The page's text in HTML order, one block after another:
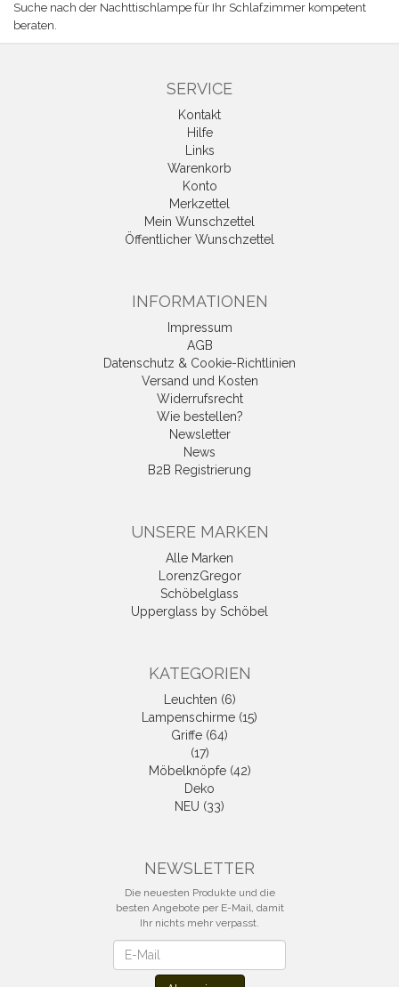
Suche nach der Nachttischlampe für Ihr Schlafzimmer kompetent
beraten.
SERVICE
Kontakt
Hilfe
Links
Warenkorb
Konto
Merkzettel
Mein Wunschzettel
Öffentlicher Wunschzettel
INFORMATIONEN
Impressum
AGB
Datenschutz & Cookie-Richtlinien
Versand und Kosten
Widerrufsrecht
Wie bestellen?
Newsletter
News
B2B Registrierung
UNSERE MARKEN
Alle Marken
LorenzGregor
Schöbelglass
Upperglass by Schöbel
KATEGORIEN
Leuchten (6)
Lampenschirme (15)
Griffe (64)
(17)
Möbelknöpfe (42)
Deko
NEU (33)
NEWSLETTER
Die neuesten Produkte und die
besten Angebote per E-Mail, damit
Ihr nichts mehr verpasst.